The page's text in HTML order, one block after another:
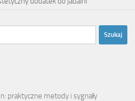
praktyczne metody i sygnały